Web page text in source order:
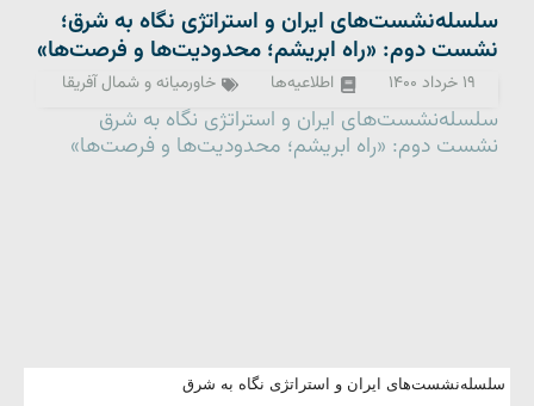
سلسله‌نشست‌های ایران و استراتژی نگاه به شرق؛
نشست دوم: «راه ابریشم؛ محدودیت‌ها و فرصت‌ها»
۱۹ خرداد ۱۴۰۰ اطلاعیه‌ها خاورمیانه و شمال آفریقا
سلسله‌نشست‌های ایران و استراتژی نگاه به شرق
نشست دوم: «راه ابریشم؛ محدودیت‌ها و فرصت‌ها»
سلسله‌نشست‌های ایران و استراتژی نگاه به شرق